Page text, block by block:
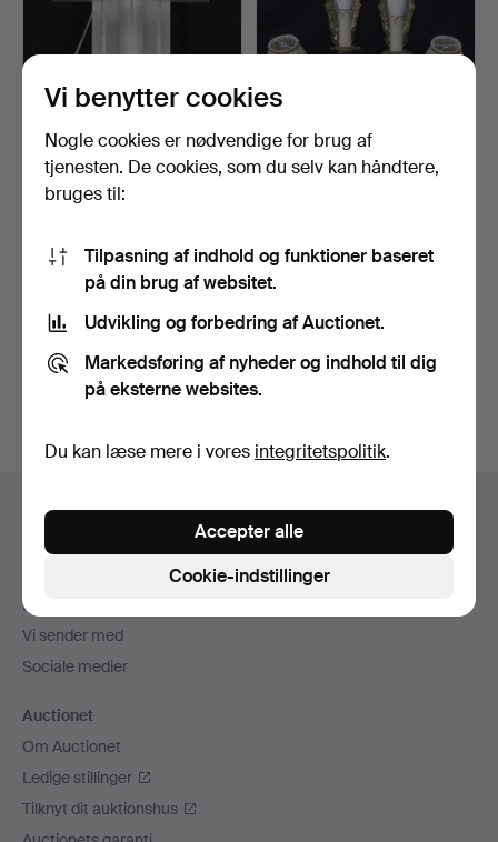
JOACHIM LEPPER.
Væglampe, 1 stk., "Saturn"…
1 dag
VÆGSPEJLLAMPETTER,
et par, messing, én lys…
Overvåg søgning
auktioner.
Hjælp og kontaktoplysninger
Kontakt supporten
Betalingsmuligheder
Vi sender med
Sociale medier
Auctionet
Om Auctionet
Ledige stillinger
Tilknyt dit auktionshus
Vi benytter cookies
Nogle cookies er nødvendige for brug af
tjenesten. De cookies, som du selv kan håndtere,
bruges til:
Tilpasning af indhold og funktioner baseret
på din brug af websitet.
Udvikling og forbedring af Auctionet.
Markedsføring af nyheder og indhold til dig
på eksterne websites.
Du kan læse mere i vores integritetspolitik.
Cookie-indstillinger
Accepter alle